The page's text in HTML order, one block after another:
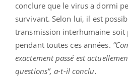
conclure que le virus a dormi
survivant. Selon lui, il est
transmission interhumaine soit
pendant toutes ces années.
exactement passé est
questions”, a-t-il conclu.